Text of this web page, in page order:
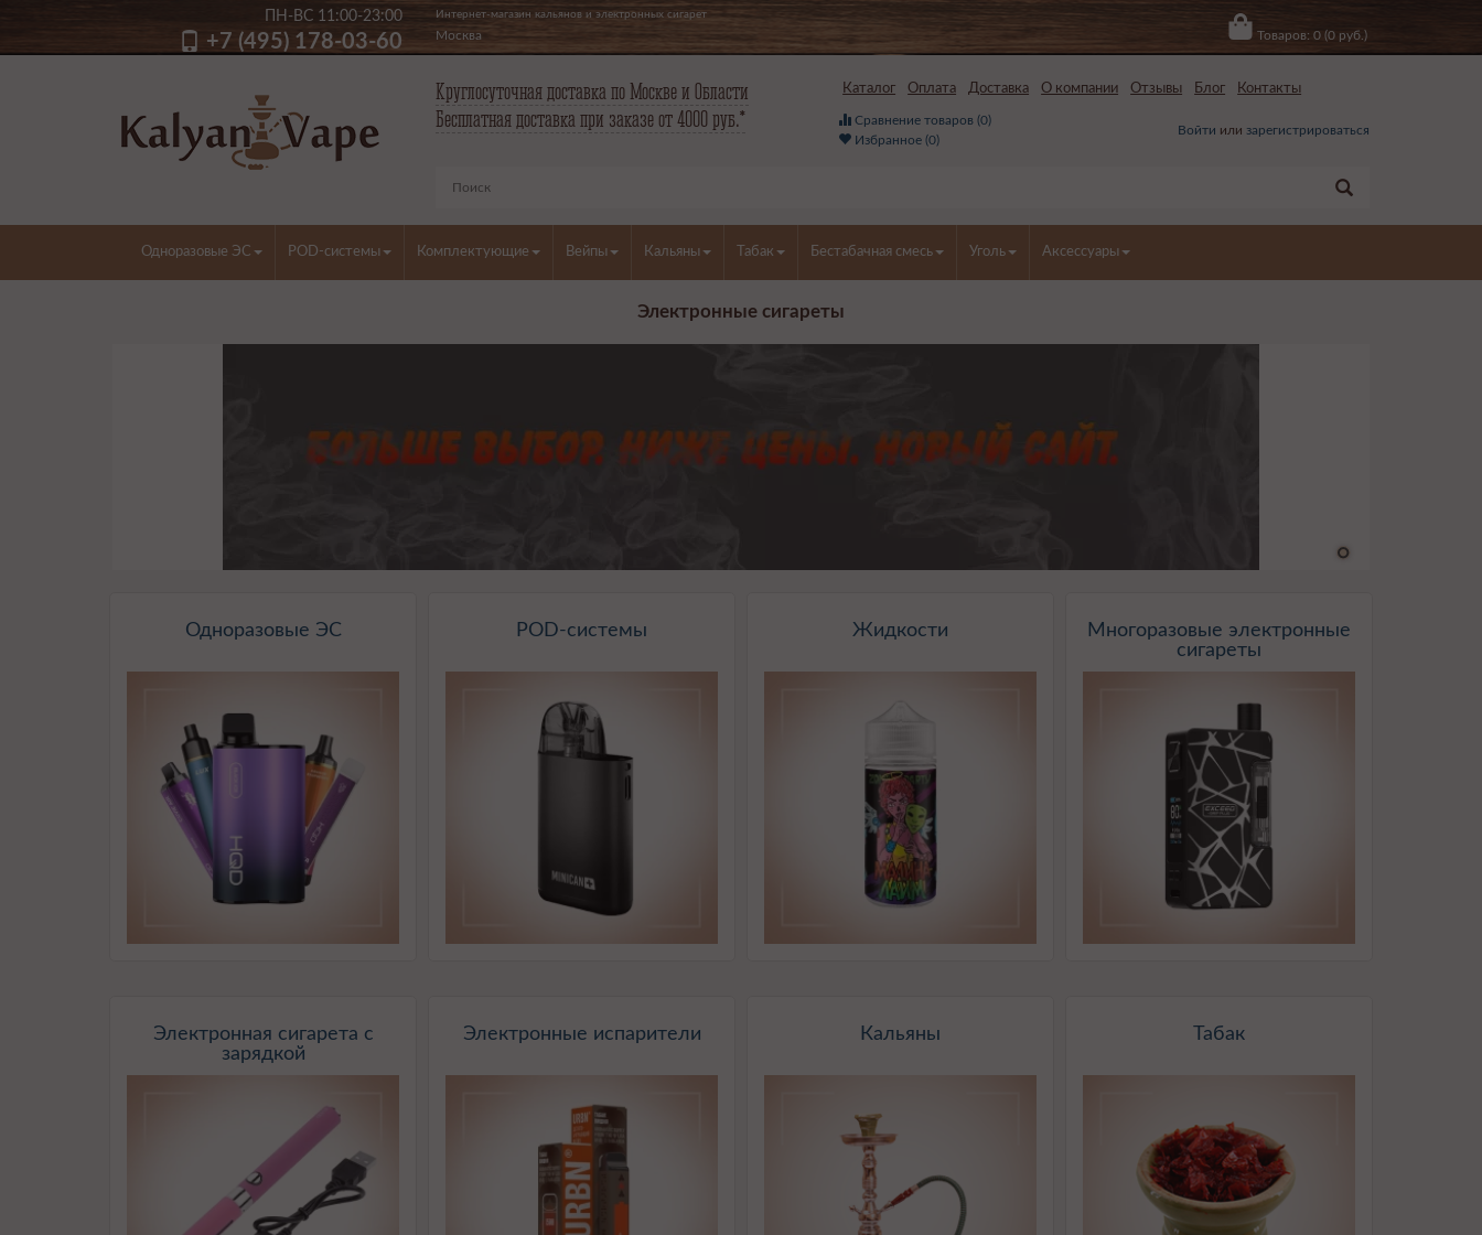
ПН-ВС 11:00-23:00
+7 (495) 178-03-60
Интернет-магазин кальянов и электронных сигарет
Москва Товаров: 0 (0 руб.)
Круглосуточная доставка по Москве и Области
Бесплатная доставка при заказе от 4000 руб.*
Каталог Оплата Доставка О компании Отзывы Блог Контакты
Сравнение товаров (0)
Избранное (0)
Войти или зарегистрироваться
Одноразовые ЭС POD-системы Комплектующие Вейпы Кальяны Табак Бестабачная смесь Уголь Аксессуары
Электронные сигареты
Одноразовые ЭС POD-системы Жидкости
Многоразовые электронные
сигареты
Электронная сигарета с
зарядкой
Электронные испарители Кальяны Табак